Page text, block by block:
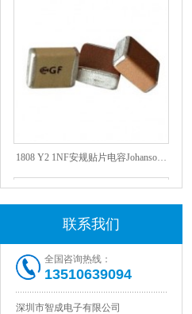
联系我们
全国咨询热线：
13510639094
深圳市智成电子有限公司